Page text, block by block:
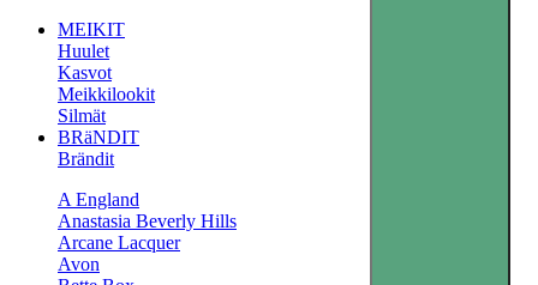
MEIKIT
Huulet
Kasvot
Meikkilookit
Silmät
BRäNDIT
Brändit
A England
Anastasia Beverly Hills
Arcane Lacquer
Avon